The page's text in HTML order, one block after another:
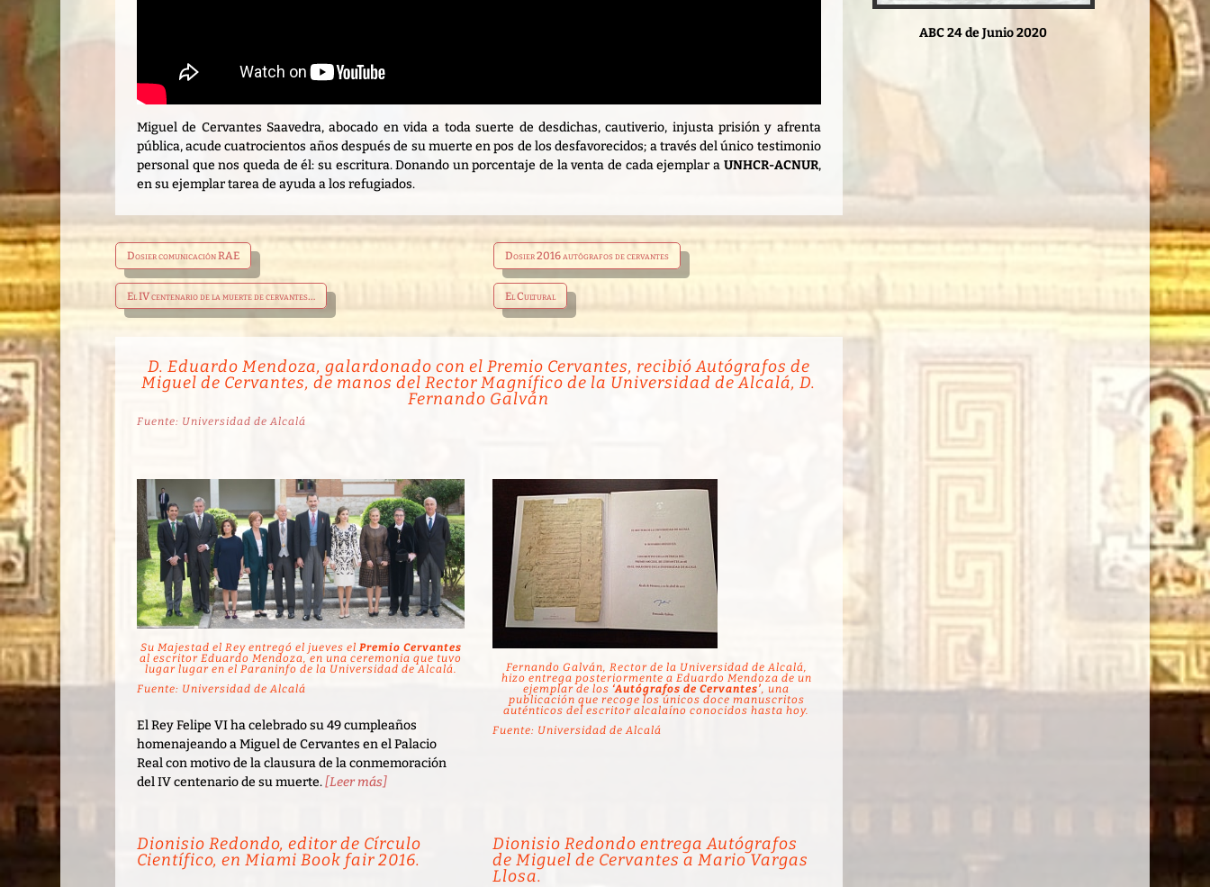
Miguel de Cervantes Saavedra, abocado en vida a toda suerte de desdichas, cautiverio, injusta prisión y afrenta
pública, acude cuatrocientos años después de su muerte en pos de los desfavorecidos; a través del único testimonio
personal que nos queda de él: su escritura. Donando un porcentaje de la venta de cada ejemplar a UNHCR-ACNUR,
en su ejemplar tarea de ayuda a los refugiados.
Dosier comunicación RAE
El IV centenario de la muerte de cervantes…
Dosier 2016 autógrafos de cervantes
El Cultural
D. Eduardo Mendoza, galardonado con el Premio Cervantes, recibió Autógrafos de
Miguel de Cervantes, de manos del Rector Magnífico de la Universidad de Alcalá, D.
Fernando Galván
Fuente: Universidad de Alcalá
Su Majestad el Rey entregó el jueves el Premio Cervantes
al escritor Eduardo Mendoza, en una ceremonia que tuvo
lugar lugar en el Paraninfo de la Universidad de Alcalá.
Fuente: Universidad de Alcalá
El Rey Felipe VI ha celebrado su 49 cumpleaños
homenajeando a Miguel de Cervantes en el Palacio
Real con motivo de la clausura de la conmemoración
del IV centenario de su muerte.[Leer más]
Fernando Galván, Rector de la Universidad de Alcalá,
hizo entrega posteriormente a Eduardo Mendoza de un
ejemplar de los ‘Autógrafos de Cervantes’, una
publicación que recoge los únicos doce manuscritos
auténticos del escritor alcalaíno conocidos hasta hoy.
Fuente: Universidad de Alcalá
Dionisio Redondo, editor de Círculo
Científico, en Miami Book fair 2016.
Dionisio Redondo entregaAutógrafos
de Miguel de Cervantesa Mario Vargas
Llosa.
ABC 24 de Junio 2020